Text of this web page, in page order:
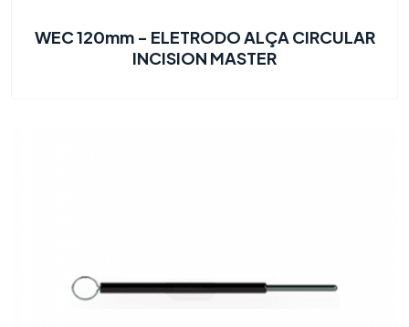
WEC 120mm - ELETRODO ALÇA CIRCULAR
INCISION MASTER